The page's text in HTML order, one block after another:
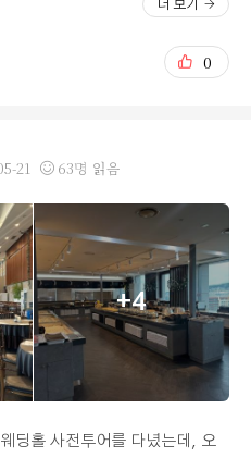
가 없을 정도로 알차게 구성되어
친 형태라 음식을 계속해서 따뜻
모습이 보기 좋았습니다. 회나
완전히 덜어내게 되었습니다.
었는지 단번에 이해가 가더라고
홀입니다. 인생에 단 한 번뿐인
과 함께하게 되어 정말 기쁘고,
과 체크리스트를 챙겨주시는 덕
식 준비를 마칠 수 있었습니다.
맛있는 식사 대접을 고민하시
스웨딩 적극 추천해 드립니다!
분 정도로 가깝고, 하객 주차도 3
는 점이 큰 장점이라고 느껴졌습
에 연회장도 있어서 이동 동선이
서 엘리베이터 걱정을 조금 했
라구요. 건물 1층에 카페도 있
편하게 이용하실 수 있을 것 같
때는 식장이 리뉴얼된 직후라
데 시식하러 갔을 때 보니까 아
서 꽃장식도 더 많아졌더라구요.
어요. 딱 홀 안으로 들어갔는데
톤에 생화 향이 솔솔 나서 특히
이겠다라는 인상을 받았습니
선 이모저모 품을 들이지 않고
더 보기
0
21 63명 읽음
+4
딩홀 사전투어를 다녔는데, 오